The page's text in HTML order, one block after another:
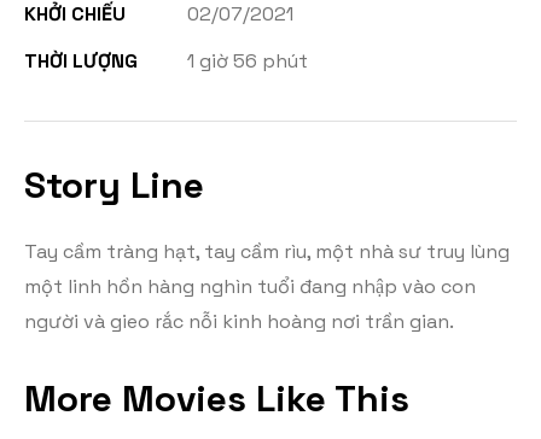
KHỞI CHIẾU
02/07/2021
THỜI LƯỢNG
1 giờ 56 phút
Story Line
Tay cầm tràng hạt, tay cầm rìu, một nhà sư truy lùng
một linh hồn hàng nghìn tuổi đang nhập vào con
người và gieo rắc nỗi kinh hoàng nơi trần gian.
More Movies Like This